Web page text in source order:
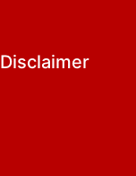
Disclaimer